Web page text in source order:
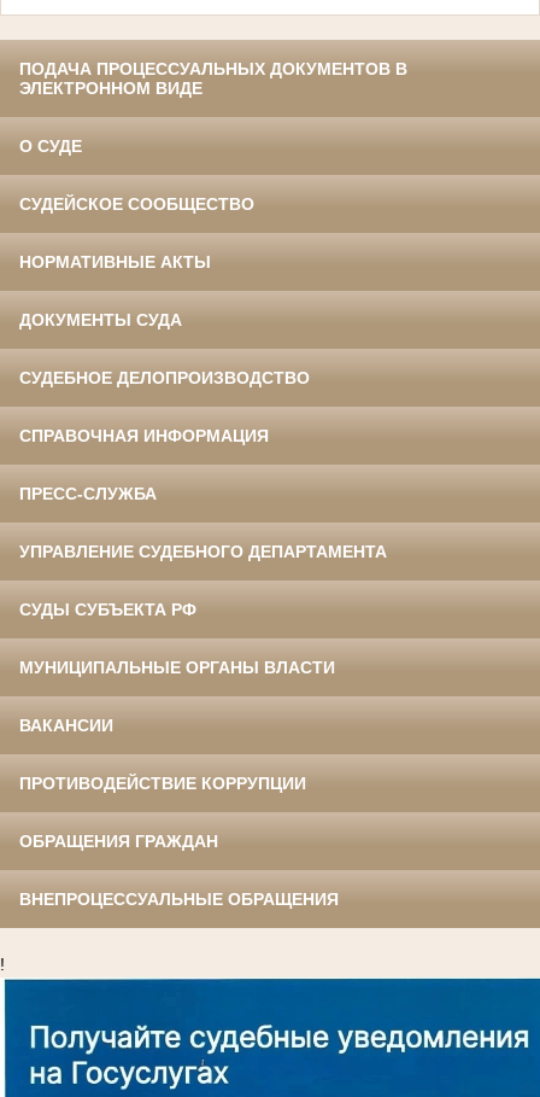
ПОДАЧА ПРОЦЕССУАЛЬНЫХ ДОКУМЕНТОВ В
ЭЛЕКТРОННОМ ВИДЕ
О СУДЕ
СУДЕЙСКОЕ СООБЩЕСТВО
НОРМАТИВНЫЕ АКТЫ
ДОКУМЕНТЫ СУДА
СУДЕБНОЕ ДЕЛОПРОИЗВОДСТВО
СПРАВОЧНАЯ ИНФОРМАЦИЯ
ПРЕСС-СЛУЖБА
УПРАВЛЕНИЕ СУДЕБНОГО ДЕПАРТАМЕНТА
СУДЫ СУБЪЕКТА РФ
МУНИЦИПАЛЬНЫЕ ОРГАНЫ ВЛАСТИ
ВАКАНСИИ
ПРОТИВОДЕЙСТВИЕ КОРРУПЦИИ
ОБРАЩЕНИЯ ГРАЖДАН
ВНЕПРОЦЕССУАЛЬНЫЕ ОБРАЩЕНИЯ
!